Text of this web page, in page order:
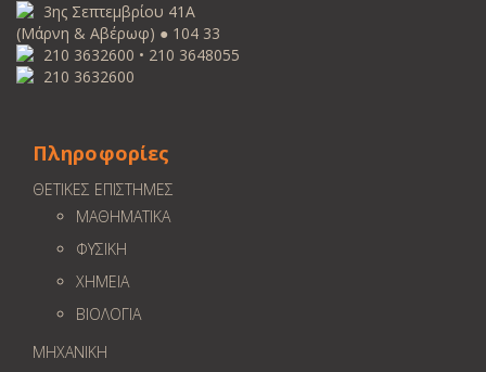
3ης Σεπτεμβρίου 41Α
(Μάρνη & Αβέρωφ) ● 104 33
210 3632600 • 210 3648055
210 3632600
Πληροφορίες
ΘΕΤΙΚΕΣ ΕΠΙΣΤΗΜΕΣ
ΜΑΘΗΜΑΤΙΚΑ
ΦΥΣΙΚΗ
ΧΗΜΕΙΑ
ΒΙΟΛΟΓΙΑ
ΜΗΧΑΝΙΚΗ